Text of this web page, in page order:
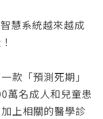
慧系統越來越成
款「預測死期」
萬名成人和兒童患
上相關的醫學診